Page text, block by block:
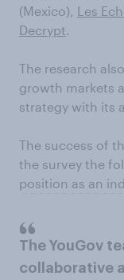
(Mexico), Les
Decrypt.
The research
growth markets
strategy with its
The success of
the survey the
position as an
The YouGov
collaborative